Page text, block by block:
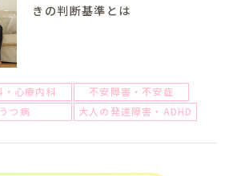
きの判断基準とは
・心療内科
不安障害・不安症
うつ病
大人の発達障害・ADHD